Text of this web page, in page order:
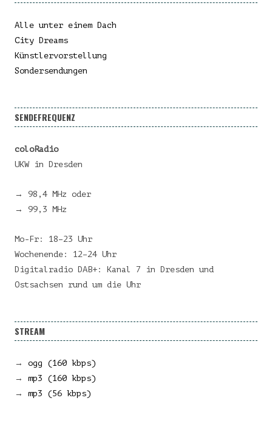
Alle unter einem Dach
City Dreams
Künstlervorstellung
Sondersendungen
SENDEFREQUENZ
coloRadio
UKW in Dresden
→ 98,4 MHz oder
→ 99,3 MHz
Mo-Fr: 18–23 Uhr
Wochenende: 12–24 Uhr
Digitalradio DAB+: Kanal 7 in Dresden und
Ostsachsen rund um die Uhr
STREAM
→ ogg (160 kbps)
→ mp3 (160 kbps)
→ mp3 (56 kbps)